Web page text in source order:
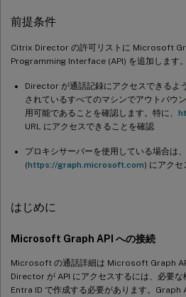
前提条件
Citrix Director の許可リストに Microsoft
Programming Interface (API) を追加します。
Director が通話記録にアクセスできるよ
されているすべてのマシンでアウトバウ
用可能であることを確認します。特に、
URL にアクセスできることを確認
プロキシサーバーを使用している場合は
(https://graph.microsoft.com) にアク
はじめに
Microsoft Graph API への接続
Microsoft の通話詳細は Microsoft Graph
Director が API にアクセスするには、必要
Entra ID で作成する必要があります。Graph